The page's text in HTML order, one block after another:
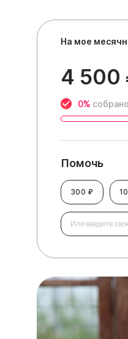
На мое
4 500
0%
Помочь
300 ₽